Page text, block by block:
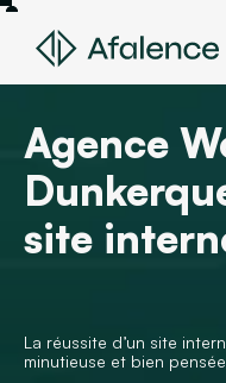
Agence
site
La réussite d’un site
minutieuse et bien